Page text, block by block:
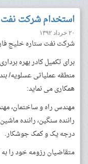
استخدام شرکت
۲۰ خرداد ۱۳۹۲
شرکت نفت ستاره خلیج
برای تکمیل کادر بهره
همکاری می نماید:
مهندس راه و ساختمان،
راننده سنگین، راننده
درجه یک و کمک جوشکار.
متقاضیان رزومه خود را